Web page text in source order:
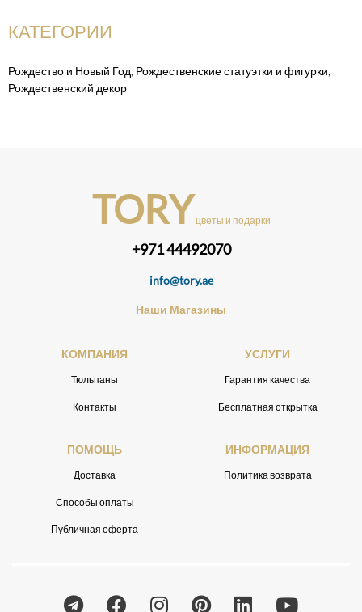
КАТЕГОРИИ
Рождество и Новый Год, Рождественские статуэтки и фигурки,
Рождественский декор
TORY цветы и подарки
+971 44492070
info@tory.ae
Наши Магазины
КОМПАНИЯ
Тюльпаны
Контакты
УСЛУГИ
Гарантия качества
Бесплатная открытка
ПОМОЩЬ
Доставка
Способы оплаты
Публичная оферта
ИНФОРМАЦИЯ
Политика возврата